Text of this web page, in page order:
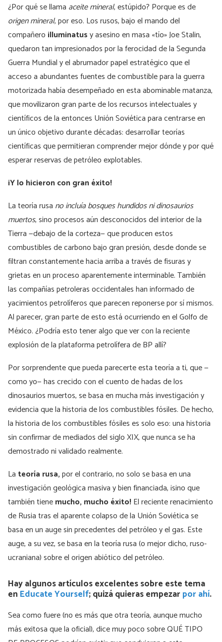
¿Por qué se llama aceite mineral, estúpido? Porque es de
origen mineral, por eso. Los rusos, bajo el mando del
compañero illuminatusy asesino en masa «tío» Joe Stalin,
quedaron tan impresionados por la ferocidad de la Segunda
Guerra Mundial y el abrumador papel estratégico que el
acceso a abundantes fuentes de combustible para la guerra
motorizada había desempeñado en esta abominable matanza,
que movilizaron gran parte de los recursos intelectuales y
científicos de la entonces Unión Soviética para centrarse en
un único objetivo durante décadas: desarrollar teorías
científicas que permitieran comprender mejor dónde y por qué
esperar reservas de petróleo explotables.
¡Y lo hicieron con gran éxito!
La teoría rusa no incluía bosques hundidos ni dinosaurios
muertos, sino procesos aún desconocidos del interior de la
Tierra —debajo de la corteza— que producen estos
combustibles de carbono bajo gran presión, desde donde se
filtran constantemente hacia arriba a través de fisuras y
grietas en un proceso aparentemente interminable. También
las compañías petroleras occidentales han informado de
yacimientos petrolíferos que parecen reponerse por sí mismos.
Al parecer, gran parte de esto está ocurriendo en el Golfo de
México. ¿Podría esto tener algo que ver con la reciente
explosión de la plataforma petrolífera de BP allí?
Por sorprendente que pueda parecerte esta teoría a ti, que —
como yo— has crecido con el cuento de hadas de los
dinosaurios muertos, se basa en mucha más investigación y
evidencia que la historia de los combustibles fósiles. De hecho,
la historia de los combustibles fósiles es solo eso: una historia
sin confirmar de mediados del siglo XIX, que nunca se ha
demostrado ni validado realmente.
La teoría rusa,por el contrario, no solo se basa en una
investigación geológica masiva y bien financiada, ¡sino que
también tienemucho, mucho éxito!El reciente renacimiento
de Rusia tras el aparente colapso de la Unión Soviética se
basa en un auge sin precedentes del petróleo y el gas. Este
auge, a su vez, se basa en la teoría rusa (o mejor dicho, ruso-
ucraniana) sobre el origen abiótico del petróleo.
Hay algunos artículos excelentes sobre este tema
en Educate Yourself; quizá quieras empezarpor ahí.
Sea como fuere (no es más que otra teoría, aunque mucho
más exitosa que la oficial), dice muy poco sobre QUÉ TIPO